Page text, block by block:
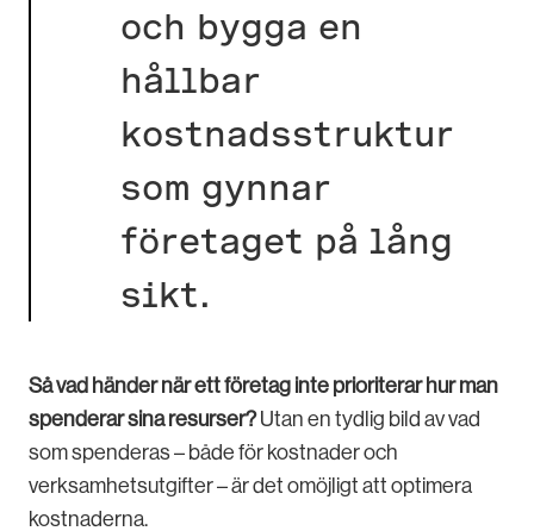
och bygga en
hållbar
kostnadsstruktur
som gynnar
företaget på lång
sikt.
Så vad händer när ett företag inte prioriterar hur man
spenderar sina resurser?Utan en tydlig bild av vad
som spenderas – både för kostnader och
verksamhetsutgifter – är det omöjligt att optimera
kostnaderna.